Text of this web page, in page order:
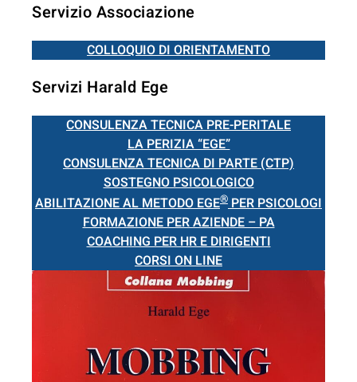
Servizio Associazione
COLLOQUIO DI ORIENTAMENTO
Servizi Harald Ege
CONSULENZA TECNICA PRE-PERITALE
LA PERIZIA “EGE”
CONSULENZA TECNICA DI PARTE (CTP)
SOSTEGNO PSICOLOGICO
ABILITAZIONE AL METODO EGE®PER PSICOLOGI
FORMAZIONE PER AZIENDE – PA
COACHING PER HR E DIRIGENTI
CORSI ON LINE